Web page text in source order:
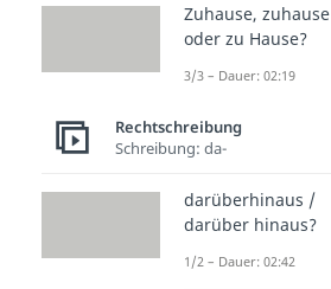
Zuhause, zuhause
oder zu Hause?
3/3 – Dauer: 02:19
Rechtschreibung
Schreibung: da-
darüberhinaus /
darüber hinaus?
1/2 – Dauer: 02:42